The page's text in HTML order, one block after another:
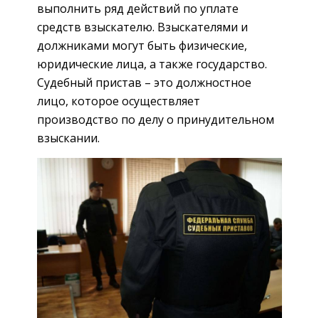
выполнить ряд действий по уплате
средств взыскателю. Взыскателями и
должниками могут быть физические,
юридические лица, а также государство.
Судебный пристав – это должностное
лицо, которое осуществляет
производство по делу о принудительном
взыскании.